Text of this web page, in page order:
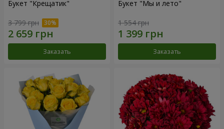
Букет "Крещатик"
3 799 грн
Заказать
Букет "Мы и лето"
1 554 грн
Заказать